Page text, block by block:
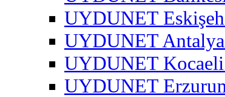
UYDUNET
UYDUNET
UYDUNET
UYDUNET